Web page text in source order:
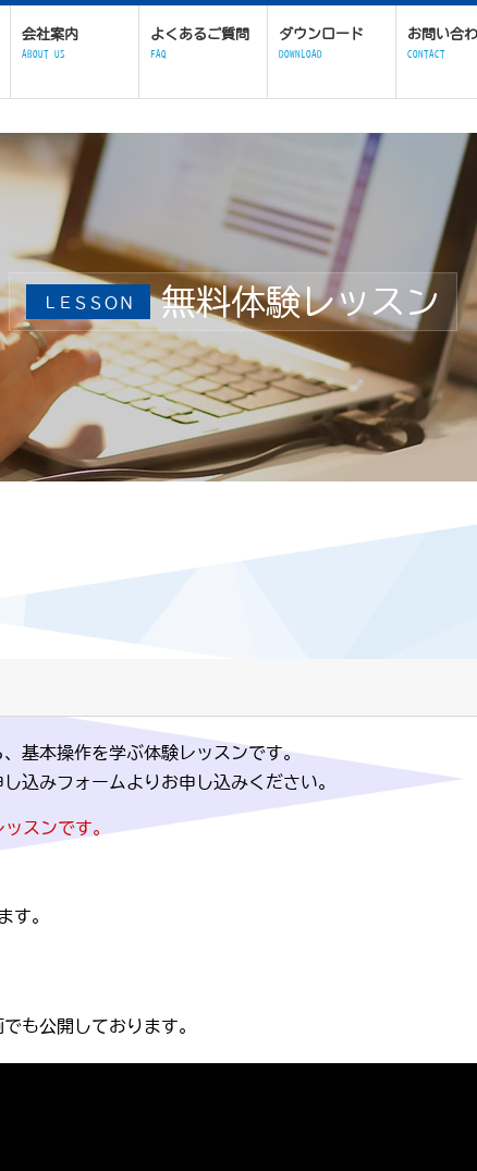
会社案内
ABOUT US
よくあるご質問
FAQ
ダウンロード
DOWNLOAD
お問い合
CONTACT
ＬＥＳＳＯＮ 無料体験レッスン
基本操作を学ぶ体験レッスンです。
込みフォームよりお申し込みください。
スンです。
す。
も公開しております。